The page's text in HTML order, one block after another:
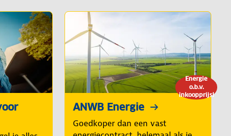
Energie
o.b.v.
inkoopprijs!
ANWB Energie
Goedkoper dan een vast